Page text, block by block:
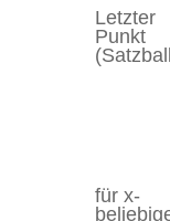
Letzter
Punkt
für x-